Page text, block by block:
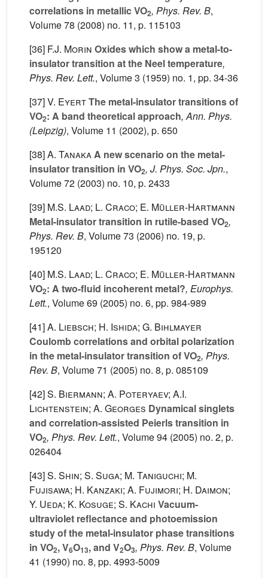
correlations in metallic VO2, Phys. Rev. B,
Volume 78 (2008) no. 11, p. 115103
[36] F.J. Morin Oxides which show a metal-to-
insulator transition at the Neel temperature,
Phys. Rev. Lett., Volume 3 (1959) no. 1, pp. 34-36
[37]V. EyertThe metal-insulator transitions of
VO2: A band theoretical approach, Ann. Phys.
(Leipzig), Volume 11 (2002), p. 650
[38]A. TanakaA new scenario on the metal-
insulator transition in VO2, J. Phys. Soc. Jpn.,
Volume 72 (2003) no. 10, p. 2433
[39] M.S. Laad; L. Craco; E. Müller-Hartmann
Metal-insulator transition in rutile-based VO2,
Phys. Rev. B, Volume 73 (2006) no. 19, p.
195120
[40] M.S. Laad; L. Craco; E. Müller-Hartmann
VO2: A two-fluid incoherent metal?, Europhys.
Lett., Volume 69 (2005) no. 6, pp. 984-989
[41]A. Liebsch; H. Ishida; G. Bihlmayer
Coulomb correlations and orbital polarization
in the metal-insulator transition of VO2, Phys.
Rev. B, Volume 71 (2005) no. 8, p. 085109
[42]S. Biermann; A. Poteryaev; A.I.
Lichtenstein; A. Georges Dynamical singlets
and correlation-assisted Peierls transition in
VO2, Phys. Rev. Lett., Volume 94 (2005) no. 2, p.
026404
[43]S. Shin; S. Suga; M. Taniguchi; M.
Fujisawa; H. Kanzaki; A. Fujimori; H. Daimon;
Y. Ueda; K. Kosuge; S. Kachi Vacuum-
ultraviolet reflectance and photoemission
study of the metal-insulator phase transitions
in VO2, V6O13, and V2O3, Phys. Rev. B, Volume
41 (1990) no. 8, pp. 4993-5009